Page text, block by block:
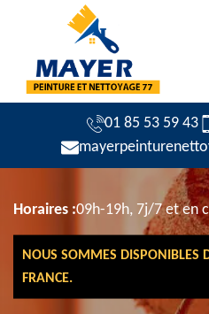
01 85 53 59 43
Horaires :09h-19h, 7j/7 et en
NOUS SOMMES DISPONIBLES
FRANCE.